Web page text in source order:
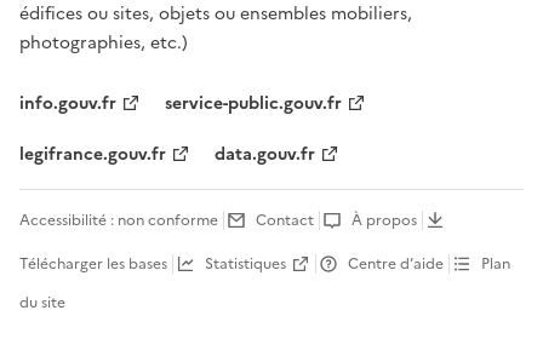
édifices ou sites, objets ou ensembles mobiliers,
photographies, etc.)
info.gouv.fr
service-public.gouv.fr
legifrance.gouv.fr
data.gouv.fr
Accessibilité : non conforme Contact
À propos
Télécharger les bases
Statistiques Centre d’aide
Plan
du site